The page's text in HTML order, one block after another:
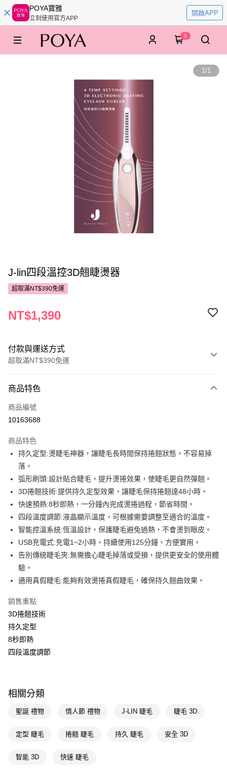
POYA寶雅
立刻使用官方APP
開啟APP
0
1/1
J-lin四段溫控3D翹睫燙器
超取滿NT$390免運
NT$1,390
付款與運送方式
超取滿NT$390免運
POYA支付
信用卡一次付款
LINE Pay
Apple Pay
街口支付
悠遊付
Google Pay
AFTEE先享後付
相關說明
【關於「AFTEE先享後付」】
AFTEE先享後付是「在收到商品之後才付款」的支付方式。 讓您購物簡單
１．簡單：不需註冊會員、不需綁卡、不需儲值。
２．便利：只要手機號碼，簡訊認證，即可結帳。
３．安心：先確認商品／服務後，再付款。
１．於結帳方式選擇「AFTEE先享後付」後，將跳轉至「AFTEE先享後付」
結帳頁面，進行簡訊認證並確認金額後，即可完成結帳。
※ 請注意：結帳手續完成當下不需立刻繳費，但若您需要取消訂單，請聯絡
購買商品的店家。未經商家同意取消之訂單仍視為有效，需透過AFTEE先享
※ 交易是否成功請以「AFTEE先享後付 」之結帳頁面顯示為準，若有關於
客戶支援中心」
https://netprotections.freshdesk.com/support/home
１．透過由恩沛科技股份有限公司提供之「AFTEE先享後付」服務完成之交
即享券
運送方式
全家取貨付款
每筆NT$65，滿NT$390(含以上)免運費
付款後全家取貨
每筆NT$65，滿NT$490(含以上)免運費
付款後萊爾富取貨
每筆NT$65，滿NT$490(含以上)免運費
每筆NT$65，滿NT$490(含以上)免運費
商品特色
商品編號
10163688
商品特色
持久定型:燙睫毛神器，讓睫毛長時間保持捲翹狀態，不容易掉
落。
弧形刷頭:設計貼合睫毛，提升燙捲效果，使睫毛更自然彈翹。
3D捲翹技術:提供持久定型效果，讓睫毛保持捲翹達48小時。
快速預熱:8秒即熱，一分鐘內完成燙捲過程，節省時間。
四段溫度調節:液晶顯示溫度，可根據需要調整至適合的溫度。
智能控溫系統:恆溫設計，保護睫毛避免過熱，不會燙到眼皮。
USB充電式:充電1~2小時，持續使用125分鐘，方便實用。
告別傳統睫毛夾:無需擔心睫毛掉落或受損，提供更安全的使用體
驗。
適用真假睫毛:能夠有效燙捲真假睫毛，確保持久翹曲效果。
銷售重點
3D捲翹技術
持久定型
8秒即熱
四段溫度調節
相關分類
聖誕 禮物 情人節 禮物 J-LIN 睫毛 睫毛 3D
定型 睫毛 捲翹 睫毛 持久 睫毛 安全 3D
智能 3D 快速 睫毛